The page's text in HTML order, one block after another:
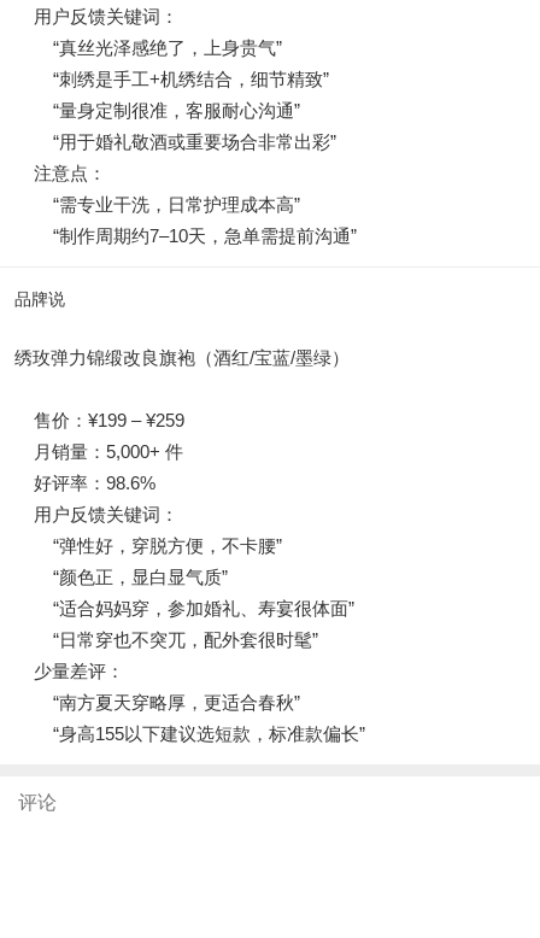
用户反馈关键词：
“真丝光泽感绝了，上身贵气”
“刺绣是手工+机绣结合，细节精致”
“量身定制很准，客服耐心沟通”
“用于婚礼敬酒或重要场合非常出彩”
注意点：
“需专业干洗，日常护理成本高”
“制作周期约7–10天，急单需提前沟通”
品牌说
绣玫弹力锦缎改良旗袍（酒红/宝蓝/墨绿）
售价：¥199 – ¥259
月销量：5,000+ 件
好评率：98.6%
用户反馈关键词：
“弹性好，穿脱方便，不卡腰”
“颜色正，显白显气质”
“适合妈妈穿，参加婚礼、寿宴很体面”
“日常穿也不突兀，配外套很时髦”
少量差评：
“南方夏天穿略厚，更适合春秋”
“身高155以下建议选短款，标准款偏长”